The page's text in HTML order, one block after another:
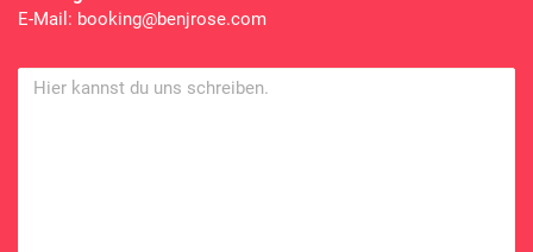
E-Mail: booking@benjrose.com